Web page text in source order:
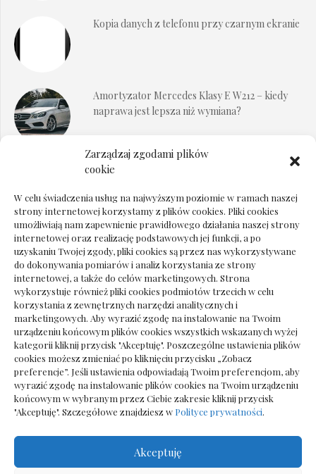
Zarządzaj zgodami plików
cookie
W celu świadczenia usług na najwyższym poziomie w ramach naszej
strony internetowej korzystamy z plików cookies. Pliki cookies
umożliwiają nam zapewnienie prawidłowego działania naszej strony
internetowej oraz realizację podstawowych jej funkcji, a po
uzyskaniu Twojej zgody, pliki cookies są przez nas wykorzystywane
do dokonywania pomiarów i analiz korzystania ze strony
internetowej, a także do celów marketingowych. Strona
wykorzystuje również pliki cookies podmiotów trzecich w celu
korzystania z zewnętrznych narzędzi analitycznych i
marketingowych. Aby wyrazić zgodę na instalowanie na Twoim
urządzeniu końcowym plików cookies wszystkich wskazanych wyżej
kategorii kliknij przycisk "Akceptuję". Poszczególne ustawienia plików
cookies możesz zmieniać po kliknięciu przycisku „Zobacz
preferencje”. Jeśli ustawienia odpowiadają Twoim preferencjom, aby
wyrazić zgodę na instalowanie plików cookies na Twoim urządzeniu
końcowym w wybranym przez Ciebie zakresie kliknij przycisk
"Akceptuję". Szczegółowe znajdziesz w Polityce prywatności.
Akceptuję
Kopia danych z telefonu przy czarnym ekranie
Amortyzator Mercedes Klasy E W212 – kiedy
naprawa jest lepsza niż wymiana?
Ile kosztuje psychoterapeuta prywatnie: cena
Dokumenty do odbioru przy zmianie biura
rachunkowego